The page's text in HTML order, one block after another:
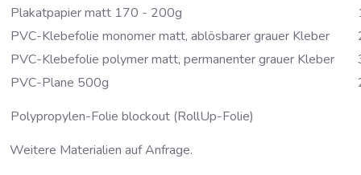
Plakatpapier matt 170 - 200g
PVC-Klebefolie monomer matt, ablösbarer grauer Kleber
PVC-Klebefolie polymer matt, permanenter grauer Kleber
PVC-Plane 500g
Polypropylen-Folie blockout (RollUp-Folie)
Weitere Materialien auf Anfrage.